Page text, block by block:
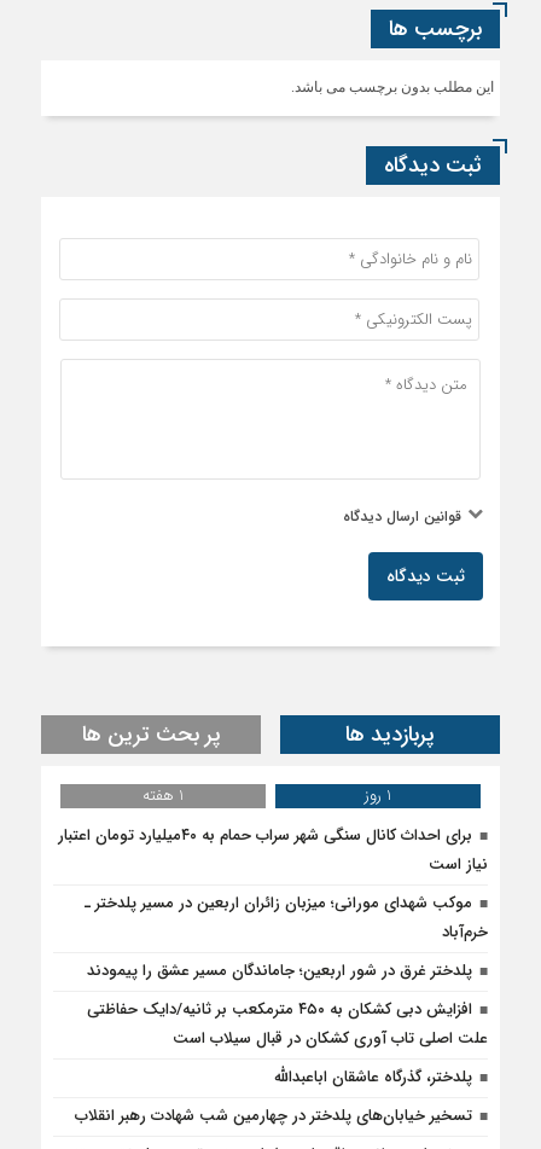
برچسب ها
این مطلب بدون برچسب می باشد.
ثبت دیدگاه
قوانین ارسال دیدگاه
ثبت دیدگاه
پربازدید ها پر بحث ترین ها
1 روز
1 هفته
برای احداث کانال سنگی شهر سراب حمام به ۴۰میلیارد تومان اعتبار
نیاز است
موکب شهدای مورانی؛ میزبان زائران اربعین در مسیر پلدختر ـ
خرم‌آباد
پلدختر غرق در شور اربعین؛ جاماندگان مسیر عشق را پیمودند
افزایش دبی کشکان به ۴۵۰ مترمکعب بر ثانیه/دایک حفاظتی
علت اصلی تاب آوری کشکان در قبال سیلاب است
پلدختر، گذرگاه عاشقان اباعبدالله
تسخیر خیابان‌های پلدختر در چهارمین شب شهادت رهبر انقلاب